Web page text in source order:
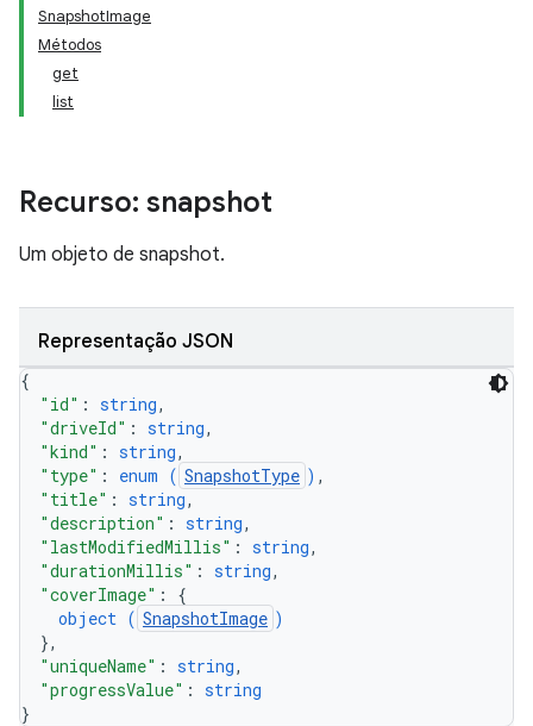
SnapshotImage
Métodos
get
list
Recurso: snapshot
Um objeto de snapshot.
Representação JSON
{
"id" : string,
"driveId" : string,
"kind" : string,
"type" : enum ( SnapshotType ) ,
"title" : string,
"description" : string,
"lastModifiedMillis" : string,
"durationMillis" : string,
"coverImage" : {
object ( SnapshotImage )
},
"uniqueName" : string,
"progressValue" : string
}